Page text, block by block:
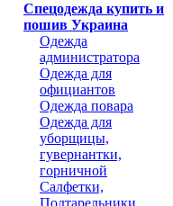
Спецодежда купить и
пошив Украина
Одежда
администратора
Одежда для
официантов
Одежда повара
Одежда для
уборщицы,
гувернантки,
горничной
Салфетки,
Подтарельники,